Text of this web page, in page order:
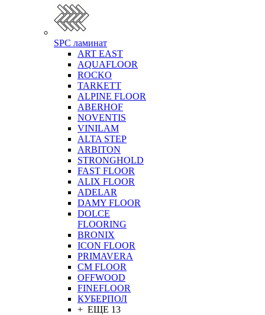
SPC ламинат
ART EAST
AQUAFLOOR
ROCKO
TARKETT
ALPINE FLOOR
ABERHOF
NOVENTIS
VINILAM
ALTA STEP
ARBITON
STRONGHOLD
FAST FLOOR
ALIX FLOOR
ADELAR
DAMY FLOOR
DOLCE
FLOORING
BRONIX
ICON FLOOR
PRIMAVERA
CM FLOOR
OFFWOOD
FINEFLOOR
КУБЕРПОЛ
+ ЕЩЕ 13